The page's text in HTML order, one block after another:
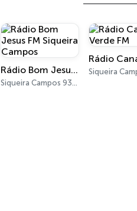
Rádio Bom Jesus FM Siqueira Campos
Siqueira Campos 93.9 FM